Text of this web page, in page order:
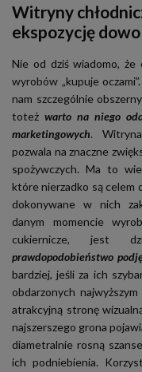
Witryny
ekspozycję
Nie od dziś wiadomo, że
wyrobów „kupuje
nam szczególnie
toteż warto na niego
marketingowych.
pozwala na znaczne
spożywczych. Ma to
które nierzadko są celem
dokonywane w nich
danym momencie
cukiernicze, jest
prawdopodobieństwo
bardziej, jeśli za ich
obdarzonych
atrakcyjną stronę
najszerszego grona
diametralnie rosną
ich podniebienia.